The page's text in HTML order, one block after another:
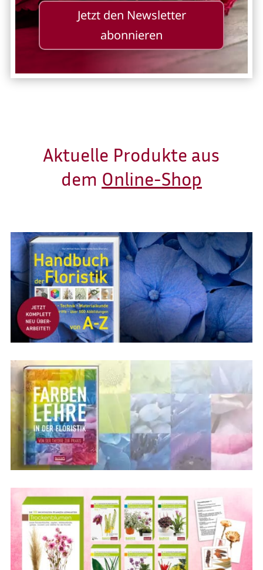
Jetzt den Newsletter
abonnieren
Aktuelle Produkte aus
dem Online-Shop